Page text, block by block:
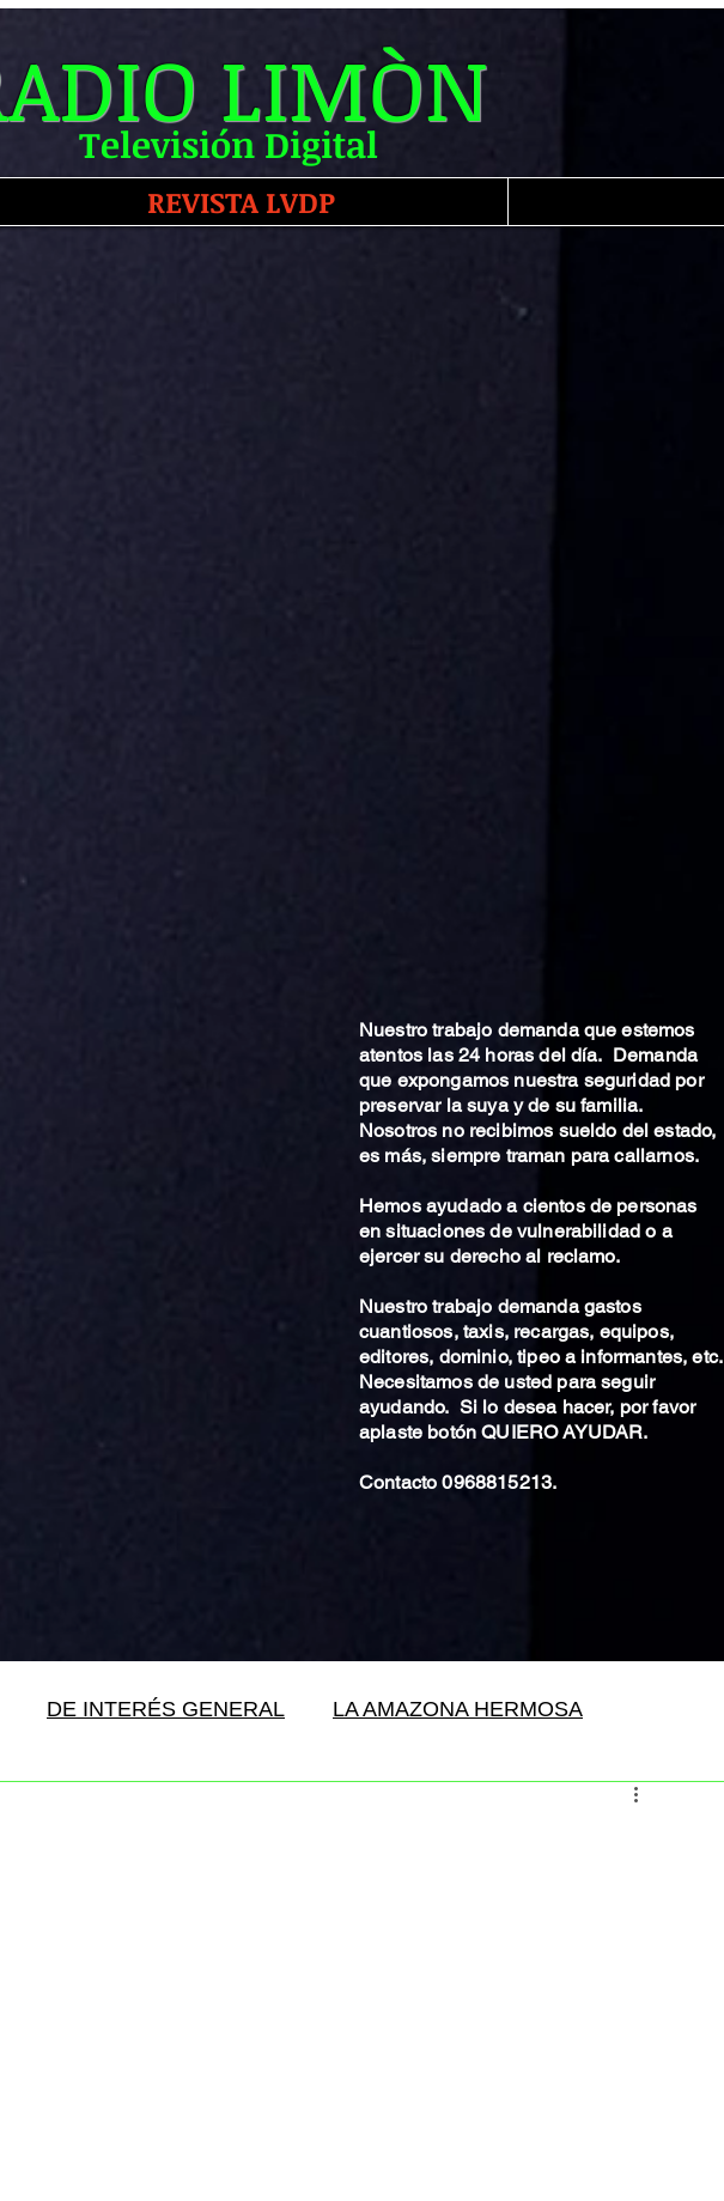
Nuestro trabajo demanda que estemos
atentos las 24 horas del día. Demanda
que expongamos nuestra seguridad por
preservar la suya y de su familia.
Nosotros no recibimos sueldo del estado,
es más, siempre traman para callarnos.
Hemos ayudado a cientos de personas
en situaciones de vulnerabilidad o a
ejercer su derecho al reclamo.
Nuestro trabajo demanda gastos
cuantiosos, taxis, recargas, equipos,
editores, dominio, tipeo a informantes, etc.
Necesitamos de usted para seguir
ayudando. Si lo desea hacer, por favor
aplaste botón QUIERO AYUDAR.
Contacto 0968815213.
DE INTERÉS GENERAL LA AMAZONA HERMOSA
Televisión Digital
LIMÒN
REVISTA LVDP